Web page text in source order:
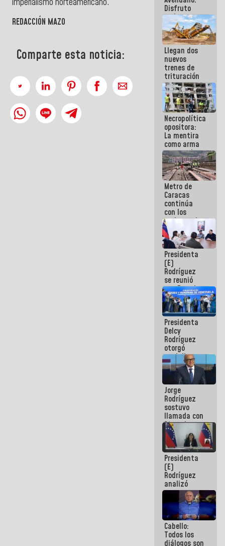
REDACCIÓN MAZO
Comparte esta noticia:
Disfruto
cada vez
que escribes
porque lo
que haces
es
embarrarla
Llegan dos
nuevos
trenes de
trituración
para
optimizar
manejo de
escombros
en La Guaira
Necropolítica
opositora:
La mentira
como arma
contra el
Pueblo
Metro de
Caracas
continúa
con los
trabajos de
mantenimiento
e inspección
en la Línea 2
Presidenta
(E)
Rodríguez
se reunió
con Estado
Mayor
Eléctrico
para
abordar
planes de
acción
Presidenta
Delcy
Rodríguez
otorgó
medalla
"Héroe de
Venezuela"
a servidores
públicos
Jorge
Rodríguez
sostuvo
llamada con
Dinorah
Figuera y
acuerdan
primer
encuentro
presencial
para el
diálogo
Presidenta
(E)
Rodríguez
analizó
junto a
gobernadores
planes de
recuperación
del Sistema
Eléctrico
Cabello:
Todos los
diálogos son